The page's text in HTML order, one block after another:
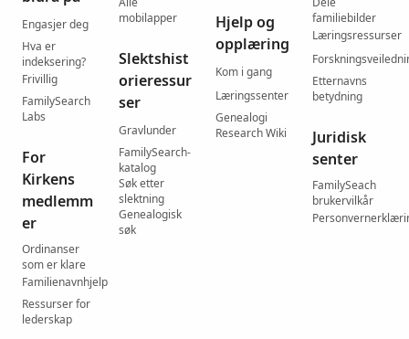
Engasjer deg
Hva er
indeksering?
Frivillig
FamilySearch
Labs
For
Kirkens
medlemm
er
Ordinanser
som er klare
Familienavnhjelp
Ressurser for
lederskap
mobilapper
Slektshist
orieressur
ser
Gravlunder
FamilySearch-
katalog
Søk etter
slektning
Genealogisk
søk
Hjelp og
opplæring
Kom i gang
Læringssenter
Genealogi
Research Wiki
familiebilder
Læringsressurser
Etternavns
betydning
Juridisk
senter
FamilySeach
brukervilkår